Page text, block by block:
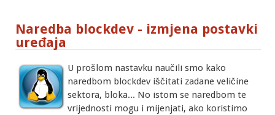
Naredba blockdev - izmjena postavki
uređaja
U prošlom nastavku naučili smo kako
naredbom blockdev iščitati zadane veličine
sektora, bloka... No istom se naredbom te
vrijednosti mogu i mijenjati, ako koristimo